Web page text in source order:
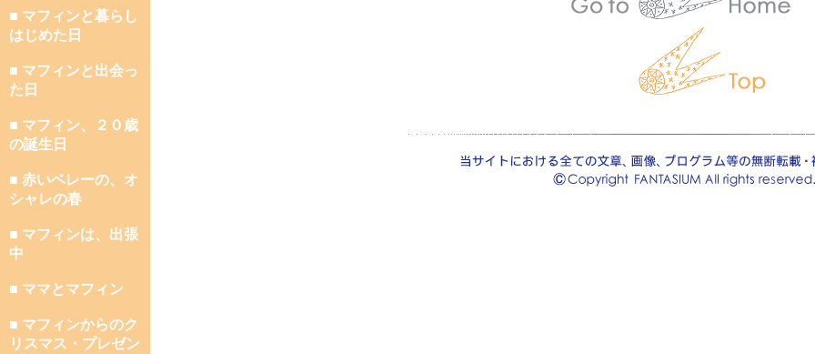
■ マフィンと暮らし
はじめた日
■ マフィンと出会っ
た日
■ マフィン、２０歳
の誕生日
■ 赤いベレーの、オ
シャレの春
■ マフィンは、出張
中
■ ママとマフィン
■ マフィンからのク
リスマス・プレゼン